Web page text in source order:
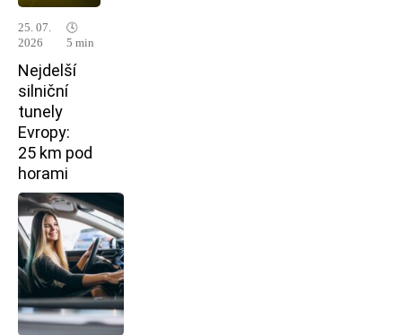
25. 07.
2026
🕓
5 min
Nejdelší
silniční
tunely
Evropy:
25 km pod
horami